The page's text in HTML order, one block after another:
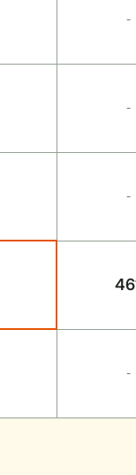
-
-
-
-